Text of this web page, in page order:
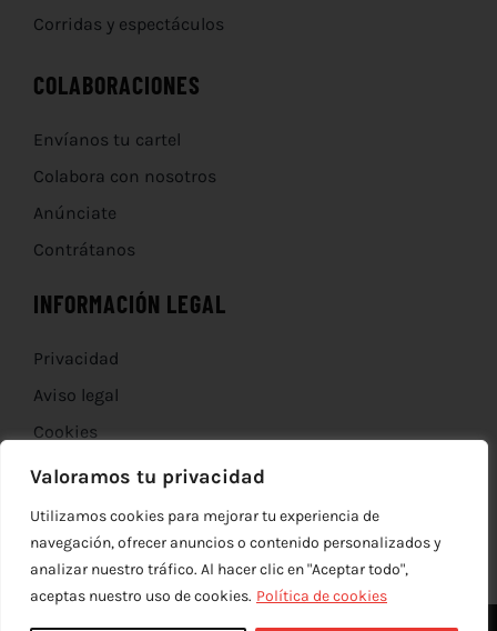
Valoramos tu privacidad
Utilizamos cookies para mejorar tu experiencia de
navegación, ofrecer anuncios o contenido personalizados y
analizar nuestro tráfico. Al hacer clic en "Aceptar todo",
aceptas nuestro uso de cookies. Política de cookies
Corridas y espectáculos
COLABORACIONES
Envíanos tu cartel
Colabora con nosotros
Anúnciate
Contrátanos
INFORMACIÓN LEGAL
Privacidad
Aviso legal
Cookies
Devoluciones